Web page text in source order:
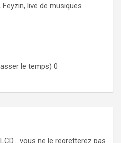
Feyzin, live de musiques
le temps) 0
vous ne le regretterez pas